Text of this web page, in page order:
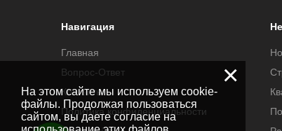
Навигация
Главная
Вопрос-Ответ
Контакты
Политика конфиденциальности
×
На этом сайте мы используем cookie-
файлы. Продолжая пользоваться
сайтом, вы даете согласие на